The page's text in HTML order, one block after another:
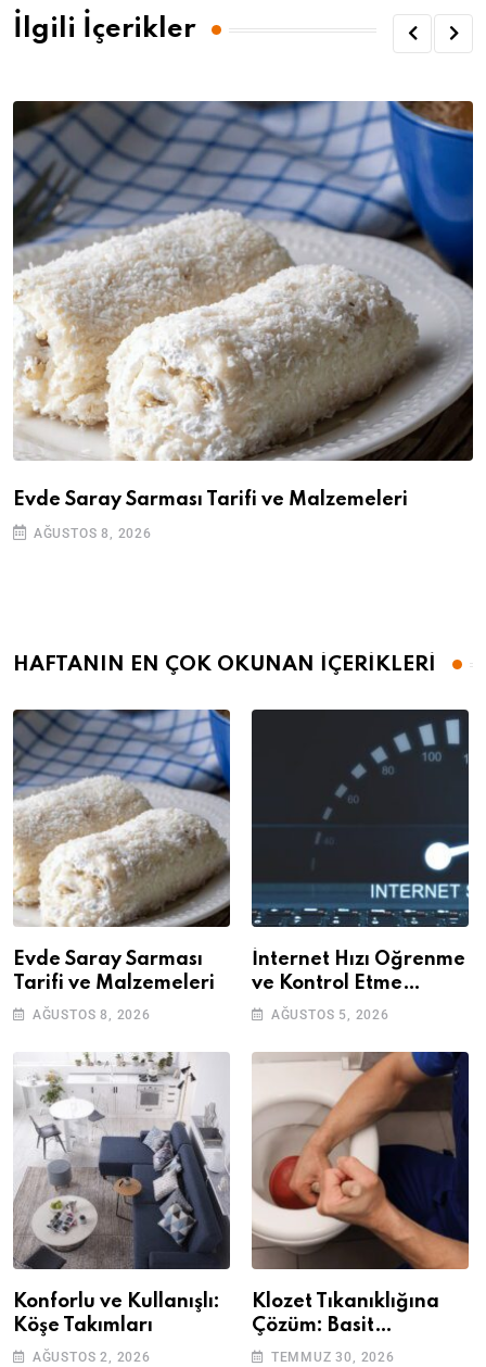
İlgili İçerikler
Evde Saray Sarması Tarifi ve Malzemeleri
AĞUSTOS 8, 2026
HAFTANIN EN ÇOK OKUNAN İÇERİKLERİ
Evde Saray Sarması
Tarifi ve Malzemeleri
AĞUSTOS 8, 2026
İnternet Hızı Öğrenme
ve Kontrol Etme
Yöntemleri
AĞUSTOS 5, 2026
Konforlu ve Kullanışlı:
Köşe Takımları
AĞUSTOS 2, 2026
Klozet Tıkanıklığına
Çözüm: Basit
Adımlarla Klozetinizi
TEMMUZ 30, 2026